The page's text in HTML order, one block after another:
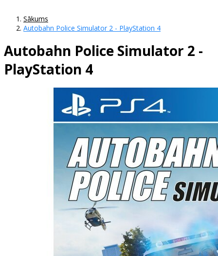
Sākums
Autobahn Police Simulator 2 - PlayStation 4
Autobahn Police Simulator 2 -
PlayStation 4